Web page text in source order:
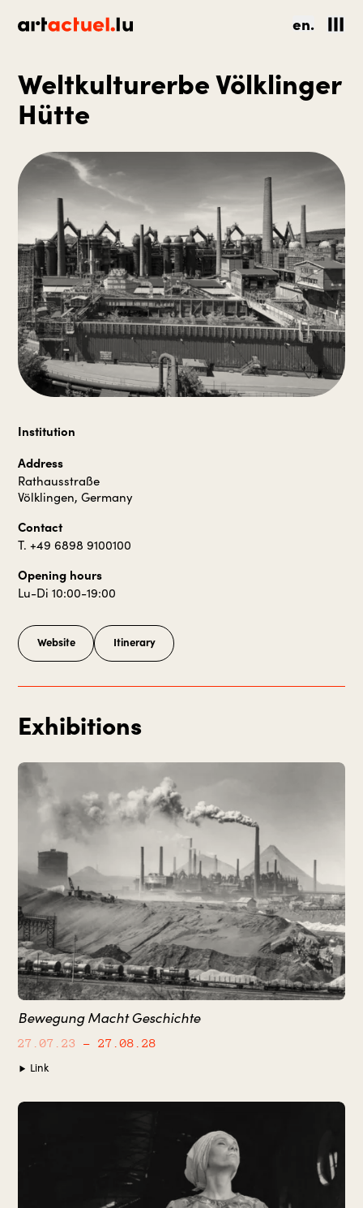
en.
Weltkulturerbe Völklinger
Hütte
Institution
Address
Rathausstraße
Völklingen, Germany
Contact
T. +49 6898 9100100
Opening hours
Lu-Di 10:00-19:00
Website Itinerary
Exhibitions
Bewegung Macht Geschichte
27.07.23 – 27.08.28
Link